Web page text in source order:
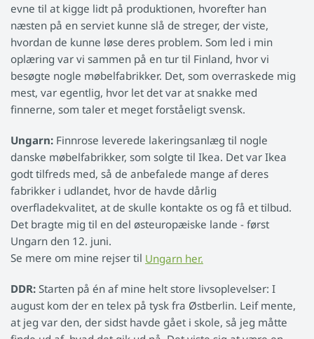
evne til at kigge lidt på produktionen, hvorefter han
næsten på en serviet kunne slå de streger, der viste,
hvordan de kunne løse deres problem. Som led i min
oplæring var vi sammen på en tur til Finland, hvor vi
besøgte nogle møbelfabrikker. Det, som overraskede mig
mest, var egentlig, hvor let det var at snakke med
finnerne, som taler et meget forståeligt svensk.
Ungarn: Finnrose leverede lakeringsanlæg til nogle
danske møbelfabrikker, som solgte til Ikea. Det var Ikea
godt tilfreds med, så de anbefalede mange af deres
fabrikker i udlandet, hvor de havde dårlig
overfladekvalitet, at de skulle kontakte os og få et tilbud.
Det bragte mig til en del østeuropæiske lande - først
Ungarn den 12. juni.
Se mere om mine rejser til Ungarn her.
DDR: Starten på én af mine helt store livsoplevelser: I
august kom der en telex på tysk fra Østberlin. Leif mente,
at jeg var den, der sidst havde gået i skole, så jeg måtte